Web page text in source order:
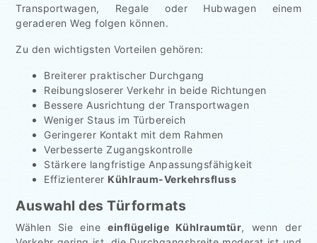
Transportwagen, Regale oder Hubwagen einem
geraderen Weg folgen können.
Zu den wichtigsten Vorteilen gehören:
Breiterer praktischer Durchgang
Reibungsloserer Verkehr in beide Richtungen
Bessere Ausrichtung der Transportwagen
Weniger Staus im Türbereich
Geringerer Kontakt mit dem Rahmen
Verbesserte Zugangskontrolle
Stärkere langfristige Anpassungsfähigkeit
Effizienterer Kühlraum-Verkehrsfluss
Auswahl des Türformats
Wählen Sie eine einflügelige Kühlraumtür, wenn der